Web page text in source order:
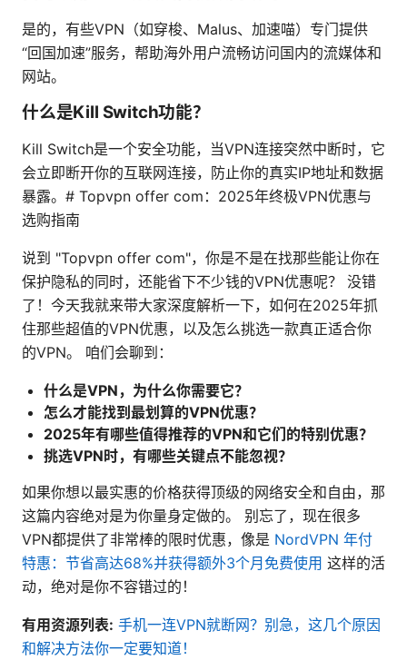
是的，有些VPN（如穿梭、Malus、加速喵）专门提供
“回国加速”服务，帮助海外用户流畅访问国内的流媒体和
网站。
什么是Kill Switch功能？
Kill Switch是一个安全功能，当VPN连接突然中断时，它
会立即断开你的互联网连接，防止你的真实IP地址和数据
暴露。# Topvpn offer com：2025年终极VPN优惠与
选购指南
说到 "Topvpn offer com"，你是不是在找那些能让你在
保护隐私的同时，还能省下不少钱的VPN优惠呢？ 没错
了！今天我就来带大家深度解析一下，如何在2025年抓
住那些超值的VPN优惠，以及怎么挑选一款真正适合你
的VPN。 咱们会聊到：
什么是VPN，为什么你需要它？
怎么才能找到最划算的VPN优惠？
2025年有哪些值得推荐的VPN和它们的特别优惠？
挑选VPN时，有哪些关键点不能忽视？
如果你想以最实惠的价格获得顶级的网络安全和自由，那
这篇内容绝对是为你量身定做的。 别忘了，现在很多
VPN都提供了非常棒的限时优惠，像是 NordVPN 年付
特惠：节省高达68%并获得额外3个月免费使用 这样的活
动，绝对是你不容错过的！
有用资源列表: 手机一连VPN就断网？别急，这几个原因
和解决方法你一定要知道！